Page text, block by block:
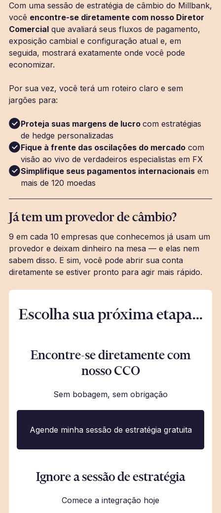
Com uma sessão de estratégia de câmbio do Millbank,
você encontre-se diretamente com nosso Diretor
Comercialque avaliará seus fluxos de pagamento,
exposição cambial e configuração atual e, em
seguida, mostrará exatamente onde você pode
economizar.
Por sua vez, você terá um roteiro claro e sem
jargões para:
Proteja suas margens de lucro com estratégias
de hedge personalizadas
Fique à frente das oscilações do mercadocom
visão ao vivo de verdadeiros especialistas em FX
Simplifique seus pagamentos internacionaisem
mais de 120 moedas
Já tem um provedor de câmbio?
9 em cada 10 empresas que conhecemos já usam um
provedor e deixam dinheiro na mesa — e elas nem
sabem disso. E sim, você pode abrir sua conta
diretamente se estiver pronto para agir mais rápido.
Escolha sua próxima etapa...
Encontre-se diretamente com
nosso CCO
Sem bobagem, sem obrigação
Agende minha sessão de estratégia gratuita
Ignore a sessão de estratégia
Comece a integração hoje